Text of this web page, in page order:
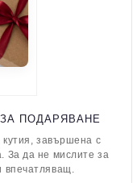
ПОДАРЯВАНЕ
завършена с
За да не мислите за
впечатляващ.